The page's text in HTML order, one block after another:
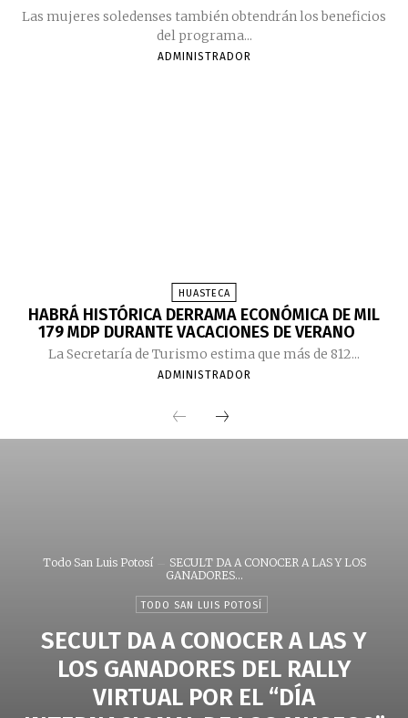
Las mujeres soledenses también obtendrán los beneficios
del programa...
ADMINISTRADOR
HUASTECA
HABRÁ HISTÓRICA DERRAMA ECONÓMICA DE MIL
179 MDP DURANTE VACACIONES DE VERANO
La Secretaría de Turismo estima que más de 812...
ADMINISTRADOR